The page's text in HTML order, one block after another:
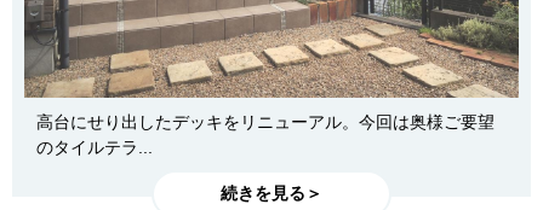
高台にせり出したデッキをリニューアル。今回は奥様ご要望
のタイルテラ...
続きを見る＞